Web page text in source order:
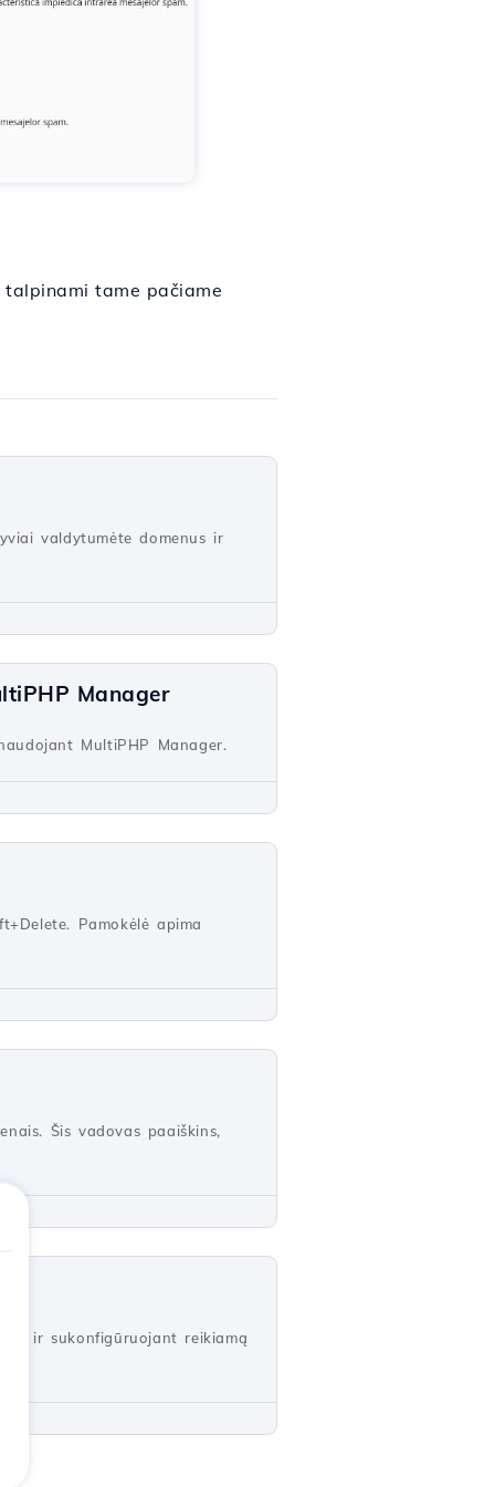
tame pačiame
valdytumėte domenus ir
Manager
MultiPHP Manager.
Pamokėlė apima
Šis vadovas paaiškins,
ir sukonfigūruojant reikiamą